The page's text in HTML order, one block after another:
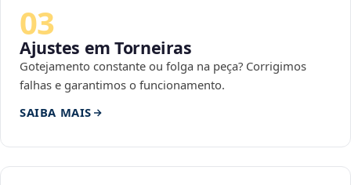
03
Ajustes em Torneiras
Gotejamento constante ou folga na peça? Corrigimos
falhas e garantimos o funcionamento.
SAIBA MAIS